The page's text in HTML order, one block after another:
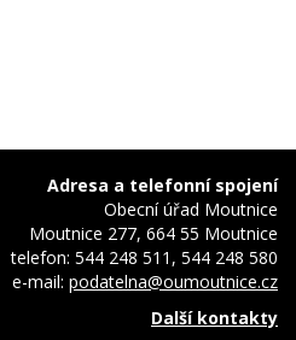
Adresa a telefonní spojení
Obecní úřad Moutnice
Moutnice 277, 664 55 Moutnice
telefon: 544 248 511, 544 248 580
e-mail: podatelna@oumoutnice.cz
Další kontakty